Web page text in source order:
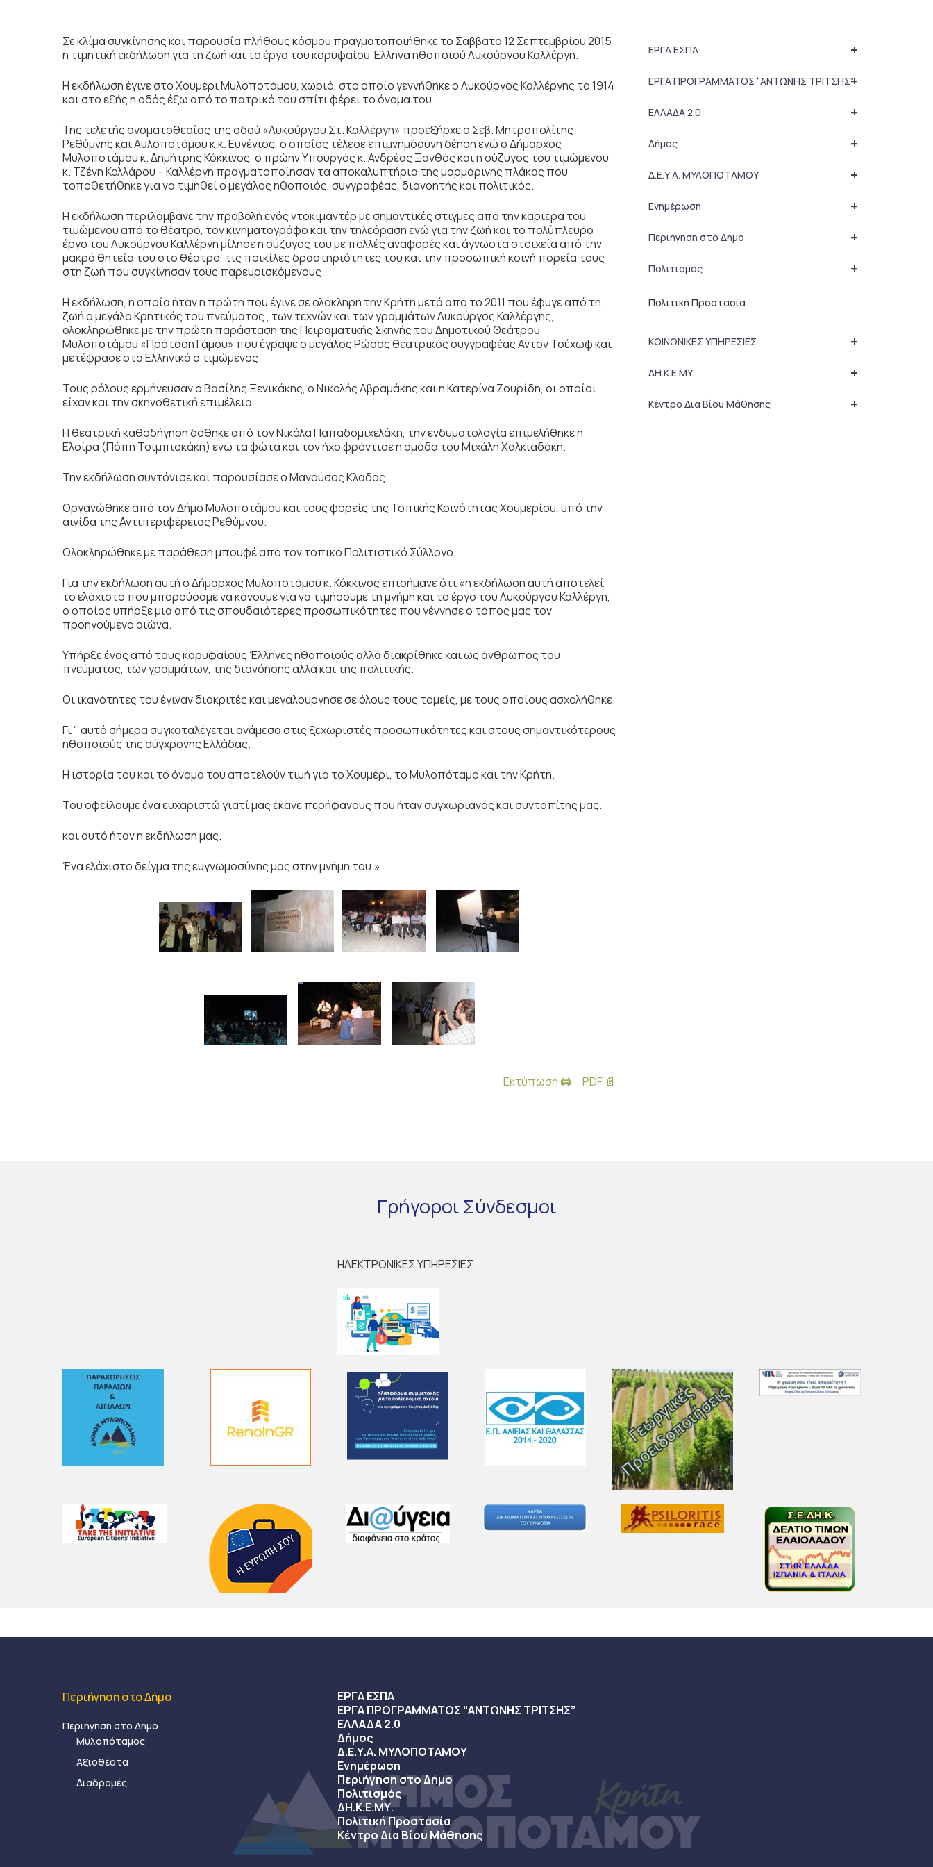
Σε κλίμα συγκίνησης και παρουσία πλήθους κόσμου πραγματοποιήθηκε το Σάββατο 12 Σεπτεμβρίου 2015
η τιμητική εκδήλωση για τη ζωή και το έργο του κορυφαίου Έλληνα ηθοποιού Λυκούργου Καλλέργη.
Η εκδήλωση έγινε στο Χουμέρι Μυλοποτάμου, χωριό, στο οποίο γεννήθηκε ο Λυκούργος Καλλέργης το 1914
και στο εξής η οδός έξω από το πατρικό του σπίτι φέρει το όνομα του.
Της τελετής ονοματοθεσίας της οδού «Λυκούργου Στ. Καλλέργη» προεξήρχε ο Σεβ. Μητροπολίτης
Ρεθύμνης και Αυλοποτάμου κ.κ. Ευγένιος, ο οποίος τέλεσε επιμνημόσυνη δέηση ενώ ο Δήμαρχος
Μυλοποτάμου κ. Δημήτρης Κόκκινος, ο πρώην Υπουργός κ. Ανδρέας Ξανθός και η σύζυγος του τιμώμενου
κ. Τζένη Κολλάρου – Καλλέργη πραγματοποίησαν τα αποκαλυπτήρια της μαρμάρινης πλάκας που
τοποθετήθηκε για να τιμηθεί ο μεγάλος ηθοποιός, συγγραφέας, διανοητής και πολιτικός.
Η εκδήλωση περιλάμβανε την προβολή ενός ντοκιμαντέρ με σημαντικές στιγμές από την καριέρα του
τιμώμενου από το θέατρο, τον κινηματογράφο και την τηλεόραση ενώ για την ζωή και το πολύπλευρο
έργο του Λυκούργου Καλλέργη μίλησε η σύζυγος του με πολλές αναφορές και άγνωστα στοιχεία από την
μακρά θητεία του στο θέατρο, τις ποικίλες δραστηριότητες του και την προσωπική κοινή πορεία τους
στη ζωή που συγκίνησαν τους παρευρισκόμενους.
Η εκδήλωση, η οποία ήταν η πρώτη που έγινε σε ολόκληρη την Κρήτη μετά από το 2011 που έφυγε από τη
ζωή ο μεγάλο Κρητικός του πνεύματος , των τεχνών και των γραμμάτων Λυκούργος Καλλέργης,
ολοκληρώθηκε με την πρώτη παράσταση της Πειραματικής Σκηνής του Δημοτικού Θεάτρου
Μυλοποτάμου «Πρόταση Γάμου» που έγραψε ο μεγάλος Ρώσος θεατρικός συγγραφέας Άντον Τσέχωφ και
μετέφρασε στα Ελληνικά ο τιμώμενος.
Τους ρόλους ερμήνευσαν ο Βασίλης Ξενικάκης, ο Νικολής Αβραμάκης και η Κατερίνα Ζουρίδη, οι οποίοι
είχαν και την σκηνοθετική επιμέλεια.
Η θεατρική καθοδήγηση δόθηκε από τον Νικόλα Παπαδομιχελάκη, την ενδυματολογία επιμελήθηκε η
Ελοίρα (Πόπη Τσιμπισκάκη) ενώ τα φώτα και τον ήχο φρόντισε η ομάδα του Μιχάλη Χαλκιαδάκη.
Την εκδήλωση συντόνισε και παρουσίασε ο Μανούσος Κλάδος.
Οργανώθηκε από τον Δήμο Μυλοποτάμου και τους φορείς της Τοπικής Κοινότητας Χουμερίου, υπό την
αιγίδα της Αντιπεριφέρειας Ρεθύμνου.
Ολοκληρώθηκε με παράθεση μπουφέ από τον τοπικό Πολιτιστικό Σύλλογο.
Για την εκδήλωση αυτή ο Δήμαρχος Μυλοποτάμου κ. Κόκκινος επισήμανε ότι «η εκδήλωση αυτή αποτελεί
το ελάχιστο που μπορούσαμε να κάνουμε για να τιμήσουμε τη μνήμη και το έργο του Λυκούργου Καλλέργη,
ο οποίος υπήρξε μια από τις σπουδαιότερες προσωπικότητες που γέννησε ο τόπος μας τον
προηγούμενο αιώνα.
Υπήρξε ένας από τους κορυφαίους Έλληνες ηθοποιούς αλλά διακρίθηκε και ως άνθρωπος του
πνεύματος, των γραμμάτων, της διανόησης αλλά και της πολιτικής.
Οι ικανότητες του έγιναν διακριτές και μεγαλούργησε σε όλους τους τομείς, με τους οποίους ασχολήθηκε.
Γι΄ αυτό σήμερα συγκαταλέγεται ανάμεσα στις ξεχωριστές προσωπικότητες και στους σημαντικότερους
ηθοποιούς της σύγχρονης Ελλάδας.
Η ιστορία του και το όνομα του αποτελούν τιμή για το Χουμέρι, το Μυλοπόταμο και την Κρήτη.
Του οφείλουμε ένα ευχαριστώ γιατί μας έκανε περήφανους που ήταν συγχωριανός και συντοπίτης μας.
και αυτό ήταν η εκδήλωση μας.
Ένα ελάχιστο δείγμα της ευγνωμοσύνης μας στην μνήμη του.»
Εκτύπωση 🖨 PDF 📄
+
ΕΡΓΑ ΕΣΠΑ
+
ΕΡΓΑ ΠΡΟΓΡΑΜΜΑΤΟΣ “ΑΝΤΩΝΗΣ ΤΡΙΤΣΗΣ”
+
ΕΛΛΑΔΑ 2.0
+
Δήμος
+
Δ.Ε.Υ.Α. ΜΥΛΟΠΟΤΑΜΟΥ
+
Ενημέρωση
+
Περιήγηση στο Δήμο
+
Πολιτισμός
Πολιτική Προστασία
+
ΚΟΙΝΩΝΙΚΕΣ ΥΠΗΡΕΣΙΕΣ
+
ΔΗ.Κ.Ε.ΜΥ.
+
Κέντρο Δια Βίου Μάθησης
ΓρήγοροιΣύνδεσμοι
ΗΛΕΚΤΡΟΝΙΚΕΣ ΥΠΗΡΕΣΙΕΣ
Περιήγηση στο Δήμο
Περιήγηση στο Δήμο
Μυλοπόταμος
Αξιοθέατα
Διαδρομές
ΕΡΓΑ ΕΣΠΑ
ΕΡΓΑ ΠΡΟΓΡΑΜΜΑΤΟΣ “ΑΝΤΩΝΗΣ ΤΡΙΤΣΗΣ”
ΕΛΛΑΔΑ 2.0
Δήμος
Δ.Ε.Υ.Α. ΜΥΛΟΠΟΤΑΜΟΥ
Ενημέρωση
Περιήγηση στο Δήμο
Πολιτισμός
ΔΗ.Κ.Ε.ΜΥ.
Πολιτική Προστασία
Κέντρο Δια Βίου Μάθησης